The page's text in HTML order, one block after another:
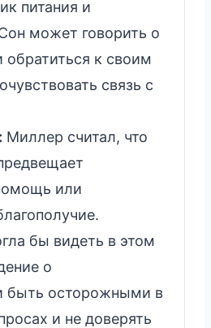
питания и
может говорить о
к своим
связь с
Миллер считал, что
или
бы видеть в этом
о
быть осторожными в
и не доверять